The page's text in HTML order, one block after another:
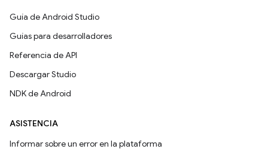
Guía de Android Studio
Guías para desarrolladores
Referencia de API
Descargar Studio
NDK de Android
ASISTENCIA
Informar sobre un error en la plataforma